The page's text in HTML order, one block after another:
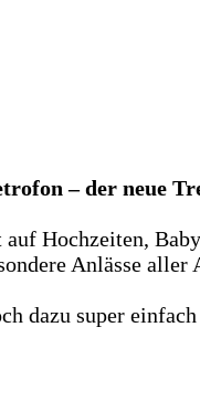
– der neue
Hochzeiten,
Anlässe aller
dazu super